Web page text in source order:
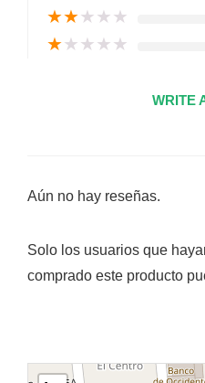
★★★★★
★★★★★
WRITE
Aún no hay reseñas.
Solo los usuarios que
comprado este producto